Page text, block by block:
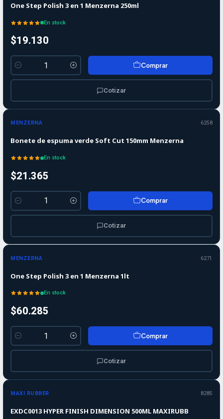
One Step Polish 3 en 1 Menzerna 250ml
En stock
$19.130
Cantidad
Comprar
Cotizar
MENZERNA 6258
Bonete de espuma verde Soft Cut 150mm Menzerna
En stock
$21.365
Cantidad
Comprar
Cotizar
MENZERNA 6271
One Step Polish 3 en 1 Menzerna 1lt
En stock
$60.285
Cantidad
Comprar
Cotizar
MAXI RUBBER 8285
EXDC0013 HYPER FINISH DIMENSION 500ML MAXIRUBB